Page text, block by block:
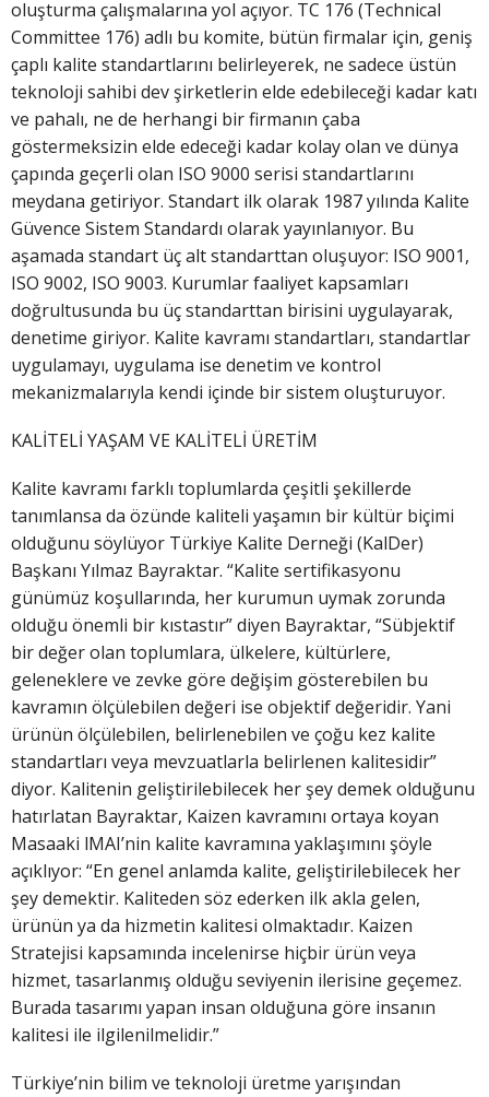
oluşturma çalışmalarına yol açıyor. TC 176 (Technical
Committee 176) adlı bu komite, bütün firmalar için, geniş
çaplı kalite standartlarını belirleyerek, ne sadece üstün
teknoloji sahibi dev şirketlerin elde edebileceği kadar katı
ve pahalı, ne de herhangi bir firmanın çaba
göstermeksizin elde edeceği kadar kolay olan ve dünya
çapında geçerli olan ISO 9000 serisi standartlarını
meydana getiriyor. Standart ilk olarak 1987 yılında Kalite
Güvence Sistem Standardı olarak yayınlanıyor. Bu
aşamada standart üç alt standarttan oluşuyor: ISO 9001,
ISO 9002, ISO 9003. Kurumlar faaliyet kapsamları
doğrultusunda bu üç standarttan birisini uygulayarak,
denetime giriyor. Kalite kavramı standartları, standartlar
uygulamayı, uygulama ise denetim ve kontrol
mekanizmalarıyla kendi içinde bir sistem oluşturuyor.
KALİTELİ YAŞAM VE KALİTELİ ÜRETİM
Kalite kavramı farklı toplumlarda çeşitli şekillerde
tanımlansa da özünde kaliteli yaşamın bir kültür biçimi
olduğunu söylüyor Türkiye Kalite Derneği (KalDer)
Başkanı Yılmaz Bayraktar. “Kalite sertifikasyonu
günümüz koşullarında, her kurumun uymak zorunda
olduğu önemli bir kıstastır” diyen Bayraktar, “Sübjektif
bir değer olan toplumlara, ülkelere, kültürlere,
geleneklere ve zevke göre değişim gösterebilen bu
kavramın ölçülebilen değeri ise objektif değeridir. Yani
ürünün ölçülebilen, belirlenebilen ve çoğu kez kalite
standartları veya mevzuatlarla belirlenen kalitesidir”
diyor. Kalitenin geliştirilebilecek her şey demek olduğunu
hatırlatan Bayraktar, Kaizen kavramını ortaya koyan
Masaaki lMAI’nin kalite kavramına yaklaşımını şöyle
açıklıyor: “En genel anlamda kalite, geliştirilebilecek her
şey demektir. Kaliteden söz ederken ilk akla gelen,
ürünün ya da hizmetin kalitesi olmaktadır. Kaizen
Stratejisi kapsamında incelenirse hiçbir ürün veya
hizmet, tasarlanmış olduğu seviyenin ilerisine geçemez.
Burada tasarımı yapan insan olduğuna göre insanın
kalitesi ile ilgilenilmelidir.”
Türkiye’nin bilim ve teknoloji üretme yarışından